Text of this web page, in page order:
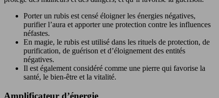
Porter un rubis est censé éloigner les énergies négatives,
purifier l’aura et apporter une protection contre les influences
néfastes.
En magie, le rubis est utilisé dans les rituels de protection, de
purification, de guérison et d’éloignement des entités
négatives.
Il est également considéré comme une pierre qui favorise la
santé, le bien-être et la vitalité.
Amplificateur d’énergie